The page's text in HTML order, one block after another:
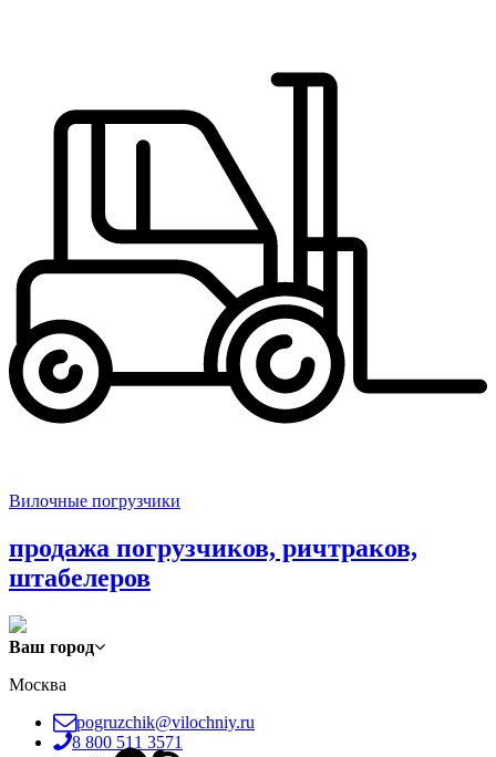
Вилочные погрузчики
продажа погрузчиков, ричтраков,
штабелеров
Ваш город
Москва
pogruzchik@vilochniy.ru
8 800 511 3571